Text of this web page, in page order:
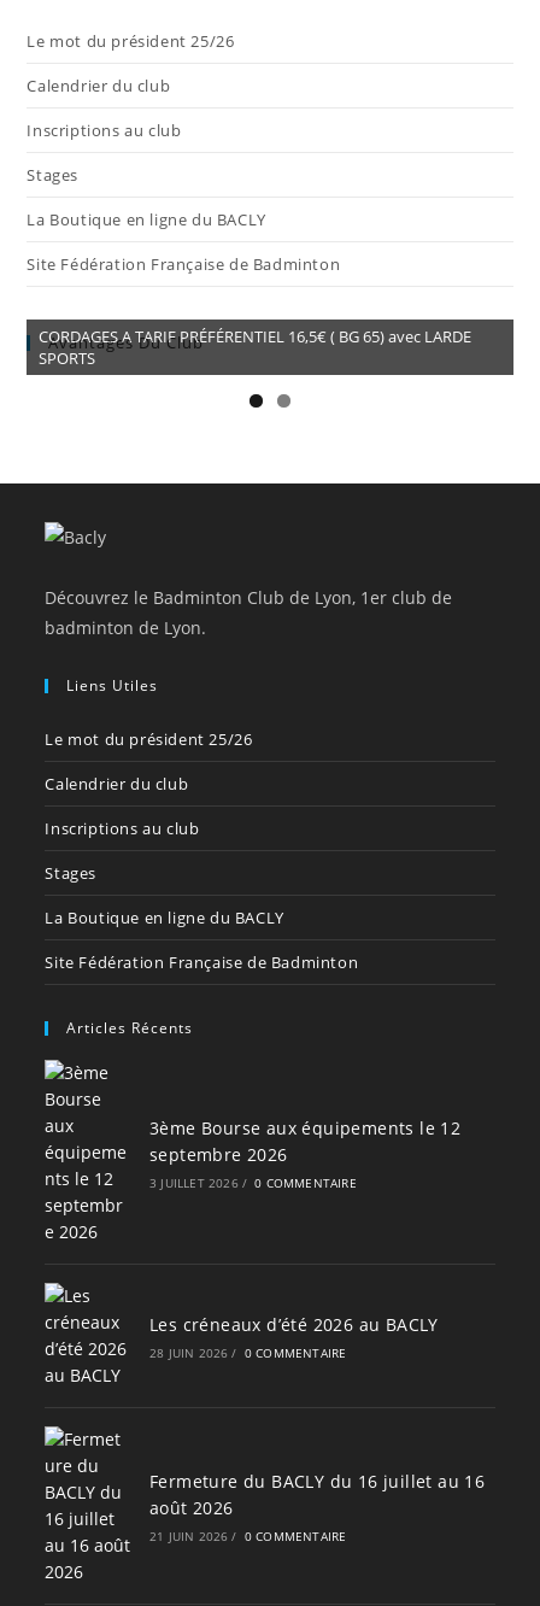
Le mot du président 25/26
Calendrier du club
Inscriptions au club
Stages
La Boutique en ligne du BACLY
Site Fédération Française de Badminton
Avantages Du Club
CORDAGES A TARIF PRÉFÉRENTIEL 16,5€ ( BG 65) avec LARDE
SPORTS
Découvrez le Badminton Club de Lyon, 1er club de
badminton de Lyon.
Liens Utiles
Le mot du président 25/26
Calendrier du club
Inscriptions au club
Stages
La Boutique en ligne du BACLY
Site Fédération Française de Badminton
Articles Récents
3ème Bourse aux équipements le 12
septembre 2026
3 JUILLET 2026 / 0 COMMENTAIRE
Les créneaux d’été 2026 au BACLY
28 JUIN 2026 / 0 COMMENTAIRE
Fermeture du BACLY du 16 juillet au 16
août 2026
21 JUIN 2026 / 0 COMMENTAIRE